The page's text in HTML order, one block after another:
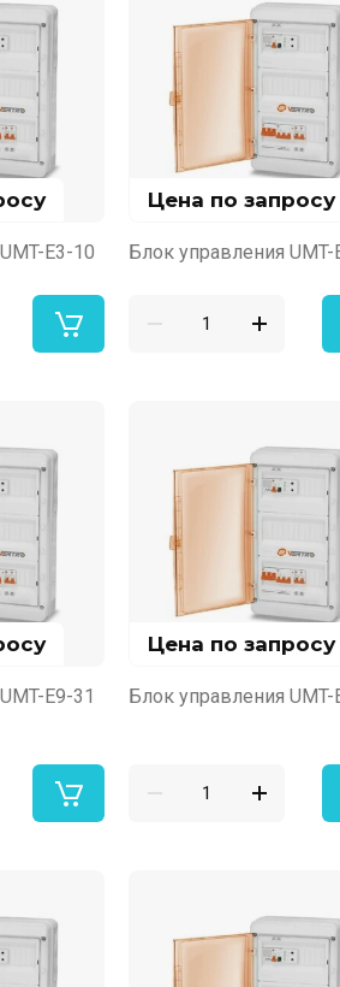
E3-10
Цена по запросу
Блок управления UMT-
E9-31
Цена по запросу
Блок управления UMT-